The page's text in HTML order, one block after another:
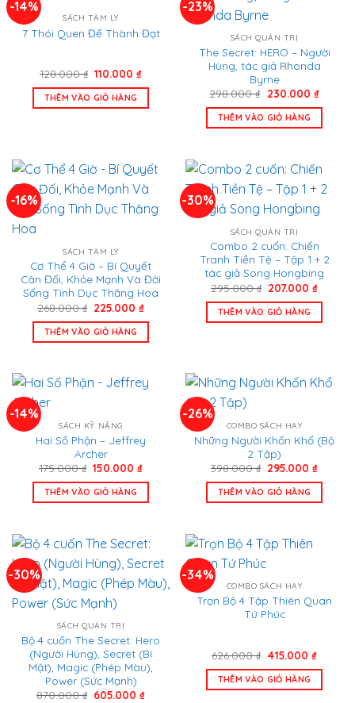
-14%
SÁCH TÂM LÝ
7 Thói Quen Để Thành Đạt
128.000₫ Giá
là:
128.000 ₫.
110.000₫Giá
tại
THÊM VÀO GIỎ HÀNG
-23%
SÁCH QUẢN TRỊ
The Secret: HERO – Người
Hùng, tác giả Rhonda
Byrne
298.000₫ Giá
là:
298.000 ₫.
230.000 ₫Giá
tại
THÊM VÀO GIỎ HÀNG
-16%
SÁCH TÂM LÝ
Cơ Thể 4 Giờ – Bí Quyết
Cân Đối, Khỏe Mạnh Và Đời
Sống Tình Dục Thăng Hoa
268.000₫ Giá
là:
268.000 ₫.
225.000₫Giá
tại
THÊM VÀO GIỎ HÀNG
-30%
SÁCH QUẢN TRỊ
Combo 2 cuốn: Chiến
Tranh Tiền Tệ – Tập 1 + 2
tác giả Song Hongbing
295.000₫ Giá
là:
295.000 ₫.
207.000₫Giá
tại
THÊM VÀO GIỎ HÀNG
-14%
SÁCH KỸ NĂNG
Hai Số Phận – Jeffrey
Archer
175.000₫ Giá
là:
175.000 ₫.
150.000₫Giá
tại
THÊM VÀO GIỎ HÀNG
-26%
COMBO SÁCH HAY
Những Người Khốn Khổ (Bộ
2 Tập)
398.000₫ Giá
là:
398.000 ₫.
295.000₫Giá
tại
THÊM VÀO GIỎ HÀNG
-30%
SÁCH QUẢN TRỊ
Bộ 4 cuốn The Secret: Hero
(Người Hùng), Secret (Bí
Mật), Magic (Phép Màu),
Power (Sức Mạnh)
870.000₫ Giá
605.000₫Giá
-34%
COMBO SÁCH HAY
Trọn Bộ 4 Tập Thiên Quan
Tứ Phúc
626.000₫ Giá
là:
626.000 ₫.
415.000₫Giá
tại
THÊM VÀO GIỎ HÀNG